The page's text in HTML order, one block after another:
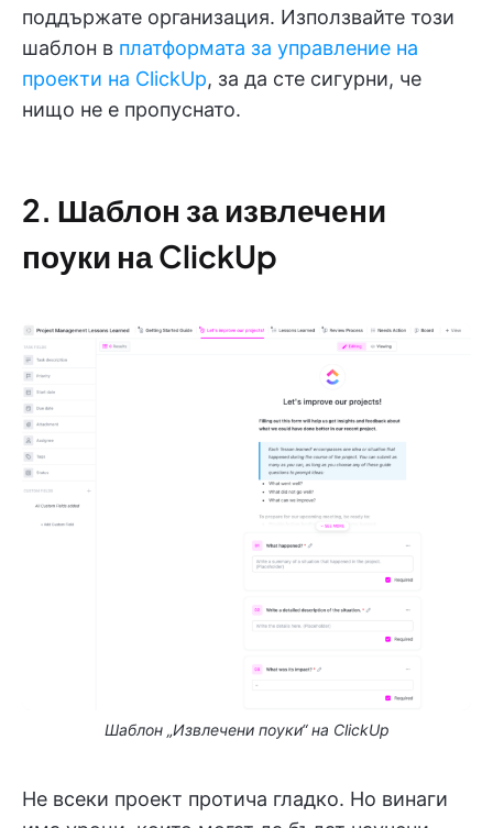
поддържате организация. Използвайте този
шаблон в платформата за управление на
проекти на ClickUp, за да сте сигурни, че
нищо не е пропуснато.
2. Шаблон за извлечени
поуки на ClickUp
Шаблон „Извлечени поуки“ на ClickUp
Не всеки проект протича гладко. Но винаги